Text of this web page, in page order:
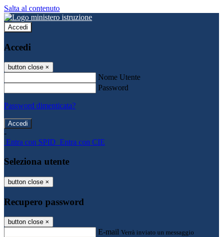
Salta al contenuto
Accedi
Accedi
button close ×
Nome Utente
Password
Password dimenticata?
-
Entra con SPID Entra con CIE
Seleziona utente
button close ×
Recupero password
button close ×
E-mail Verrà inviato un messaggio